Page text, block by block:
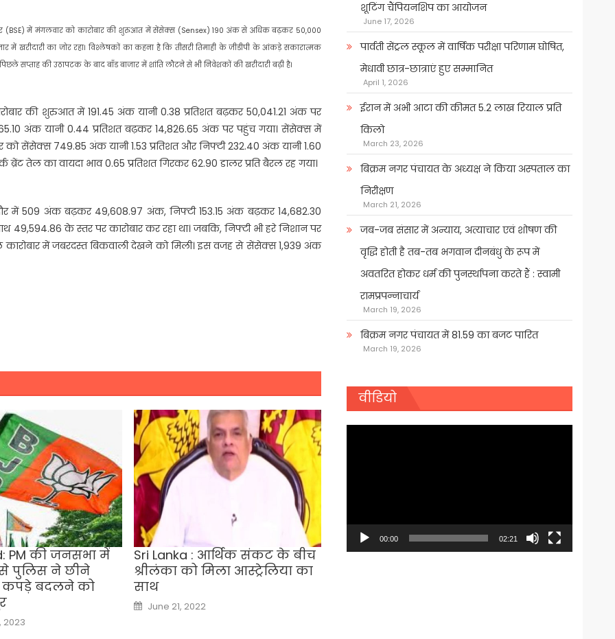
(BSE) में मंगलवार को कारोबार की शुरुआत में सेंसेक्स (Sensex) 190 अंक से अधिक बढ़कर 50,000
खरीदारी का जोर रहा। विश्लेषकों का कहना है कि तीसरी तिमाही के जीडीपी के आंकड़े सकारात्मक
सप्ताह की उठापटक के बाद बॉंड बाजार में शांति लौटने से भी निवेशकों की खरीदारी बढ़ी है।
की शुरुआत में 191.45 अंक यानी 0.38 प्रतिशत बढ़कर 50,041.21 अंक पर
अंक यानी 0.44 प्रतिशत बढ़कर 14,826.65 अंक पर पहुंच गया। सेंसेक्स में
सेंसेक्स 749.85 अंक यानी 1.53 प्रतिशत और निफ्टी 232.40 अंक यानी 1.60
ब्रेंट तेल का वायदा भाव 0.65 प्रतिशत गिरकर 62.90 डालर प्रति बैरल रह गया।
में 509 अंक बढ़कर 49,608.97 अंक, निफ्टी 153.15 अंक बढ़कर 14,682.30
के स्तर पर कारोबार कर रहा था। जबकि, निफ्टी भी हरे निशान पर
कारोबार में जबरदस्त बिकवाली देखने को मिली। इस वजह से सेंसेक्स 1,939 अंक
PM की जनसभा में
पुलिस ने छीने
बदलने को
2023
Sri Lanka : आर्थिक संकट के बीच
श्रीलंका को मिला आस्ट्रेलिया का
साथ
Posted
on
June 21, 2022
शूटिंग चैंपियनशिप का आयोजन
June 17, 2026
पार्वती सेंट्रल स्कूल में वार्षिक परीक्षा परिणाम घोषित,
मेधावी छात्र-छात्राएं हुए सम्मानित
April 1, 2026
ईरान में अभी आटा की कीमत 5.2 लाख रियाल प्रति
किलो
March 23, 2026
बिक्रम नगर पंचायत के अध्यक्ष ने किया अस्पताल का
निरीक्षण
March 21, 2026
जब-जब संसार में अन्याय, अत्याचार एवं शोषण की
वृद्धि होती है तब-तब भगवान दीनबंधु के रूप में
अवतरित होकर धर्म की पुनर्स्थापना करते हैं : स्वामी
रामप्रपन्नाचार्य
March 19, 2026
बिक्रम नगर पंचायत में 81.59 का बजट पारित
March 19, 2026
वीडियो
00:00 02:21